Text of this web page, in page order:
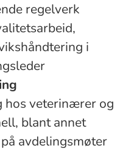
regelverk
i
hos veterinærer og
blant annet
avdelingsmøter